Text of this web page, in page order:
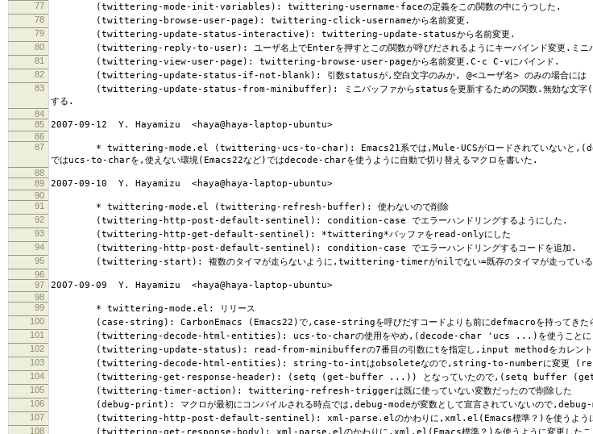
77 (twittering-mode-init-variables): twittering-username-faceの定義をこの関数の中にうつした.
78 (twittering-browse-user-page): twittering-click-usernameから名前変更.
79 (twittering-update-status-interactive): twittering-update-statusから名前変更.
80 (twittering-reply-to-user): ユーザ名上でEnterを押すとこの関数が呼びだされるようにキーバインド変更.ミニバッ
81 (twittering-view-user-page): twittering-browse-user-pageから名前変更.C-c C-vにバインド.
82 (twittering-update-status-if-not-blank): 引数statusが,空白文字のみか, @<ユーザ名> のみの場合には nil を
83
(twittering-update-status-from-minibuffer): ミニバッファからstatusを更新するための関数.無効な文字
する.
84
85
2007-09-12 Y. Hayamizu <haya@haya-laptop-ubuntu>
86
87
* twittering-mode.el (twittering-ucs-to-char): Emacs21系では,Mule-UCSがロードされていないと,(decode-
ではucs-to-charを,使えない環境(Emacs22など)ではdecode-charを使うように自動で切り替えるマクロを書いた.
88
89
2007-09-10 Y. Hayamizu <haya@haya-laptop-ubuntu>
90
91
* twittering-mode.el (twittering-refresh-buffer): 使わないので削除
92 (twittering-http-post-default-sentinel): condition-case でエラーハンドリングするようにした.
93 (twittering-http-get-default-sentinel): *twittering*バッファをread-onlyにした
94 (twittering-http-post-default-sentinel): condition-case でエラーハンドリングするコードを追加.
95 (twittering-start): 複数のタイマが走らないように,twittering-timerがnilでない=既存のタイマが走っている場合
96
97
2007-09-09 Y. Hayamizu <haya@haya-laptop-ubuntu>
98
99
* twittering-mode.el: リリース
100 (case-string): CarbonEmacs (Emacs22)で,case-stringを呼びだすコードよりも前にdefmacroを持ってきたら,
101 (twittering-decode-html-entities): ucs-to-charの使用をやめ,(decode-char 'ucs ...)を使うことに.
102 (twittering-update-status): read-from-minibufferの7番目の引数にtを指定し,input methodをカレントバッ
103 (twittering-decode-html-entities): string-to-intはobsoleteなので,string-to-numberに変更
104 (twittering-get-response-header): (setq (get-buffer ...)) となっていたので,(setq buffer (get-
105 (twittering-timer-action): twittering-refresh-triggerは既に使っていない変数だったので削除した
106 (debug-print): マクロが最初にコンパイルされる時点では,debug-modeが変数として宣言されていないので,debug-
107 (twittering-http-post-default-sentinel): xml-parse.elのかわりに,xml.el(Emacs標準？)を使うように変更
108